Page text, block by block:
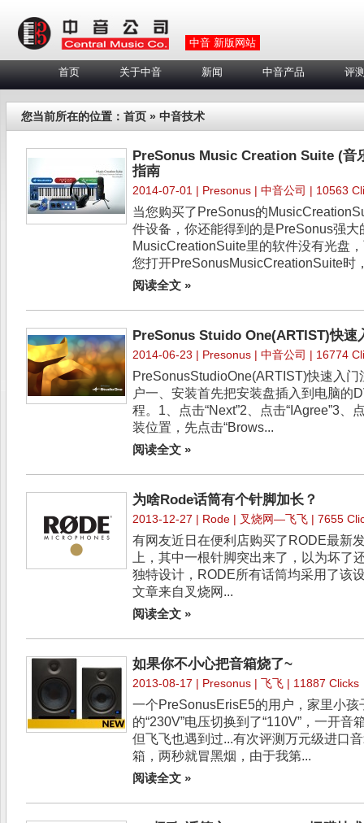
中音 新版网站
首页 关于中音 新闻 中音产品 评
您当前所在的位置： 首页 » 中音技术
PreSonus Music Creation Suite (音
指南
2014-07-01 | Presonus | 中音公司 | 10563
当您购买了PreSonus的
件设备，你还能得到的是PreSonus强大
MusicCreationSuite里的软件没有光盘
您打开PreSonusMusicCreationSuite时
阅读全文 »
PreSonus Stuido One(ARTIST)快速
2014-06-23 | Presonus | 中音公司 | 16774
PreSonusStudioOne(ARTIST)快速入门
户一、安装首先把安装盘插入到电脑的
程。1、点击“Next”2、点击“IAgree”3、
装位置，先点击“Brows...
阅读全文 »
为啥Rode话筒有个针脚加长？
2013-12-27 | Rode | 叉烧网—飞飞 | 7655
有网友近日在便利店购买了RODE最新
上，其中一根针脚突出来了，以为坏了
独特设计，RODE所有话筒均采用了
文章来自叉烧网...
阅读全文 »
如果你不小心把音箱烧了~
2013-08-17 | Presonus | 飞飞 | 11887 Clicks
一个PreSonusErisE5的用户，家里小
的“230V”电压切换到了“110V”，一开
但飞飞也遇到过...有次评测万元级进口
箱，两秒就冒黑烟，由于我第...
阅读全文 »